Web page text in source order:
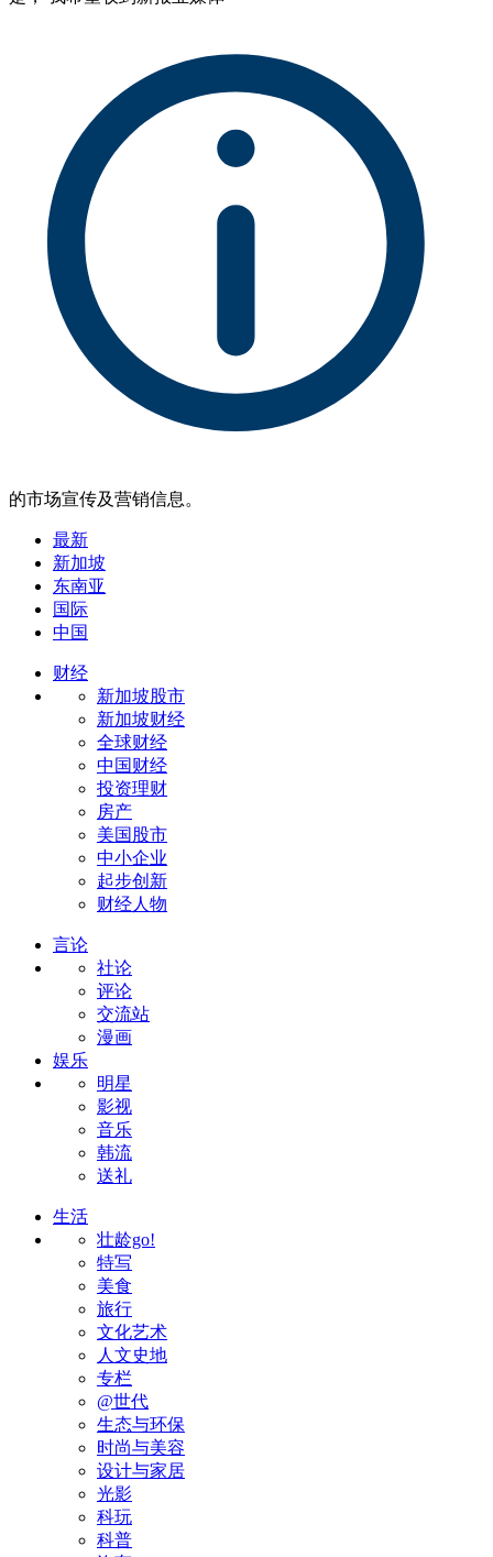
的市场宣传及营销信息。
最新
新加坡
东南亚
国际
中国
财经
新加坡股市
新加坡财经
全球财经
中国财经
投资理财
房产
美国股市
中小企业
起步创新
财经人物
言论
社论
评论
交流站
漫画
娱乐
明星
影视
音乐
韩流
送礼
生活
壮龄go!
特写
美食
旅行
文化艺术
人文史地
专栏
@世代
生态与环保
时尚与美容
设计与家居
光影
科玩
科普